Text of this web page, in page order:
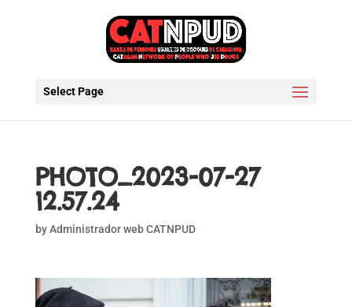
Select Page
PHOTO_2023-07-27
12.57.24
byAdministrador web CATNPUD